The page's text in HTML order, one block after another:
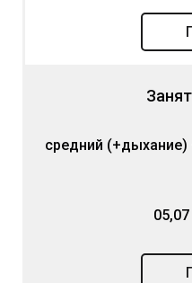
средний